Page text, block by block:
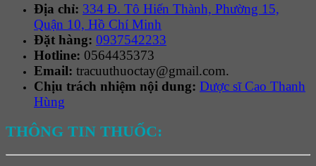
Địa chỉ: 334 Đ. Tô Hiến Thành, Phường 15,
Quận 10, Hồ Chí Minh
Đặt hàng: 0937542233
Hotline: 0564435373
Email: tracuuthuoctay@gmail.com.
Chịu trách nhiệm nội dung: Dược sĩ Cao Thanh
Hùng
THÔNG TIN THUỐC: